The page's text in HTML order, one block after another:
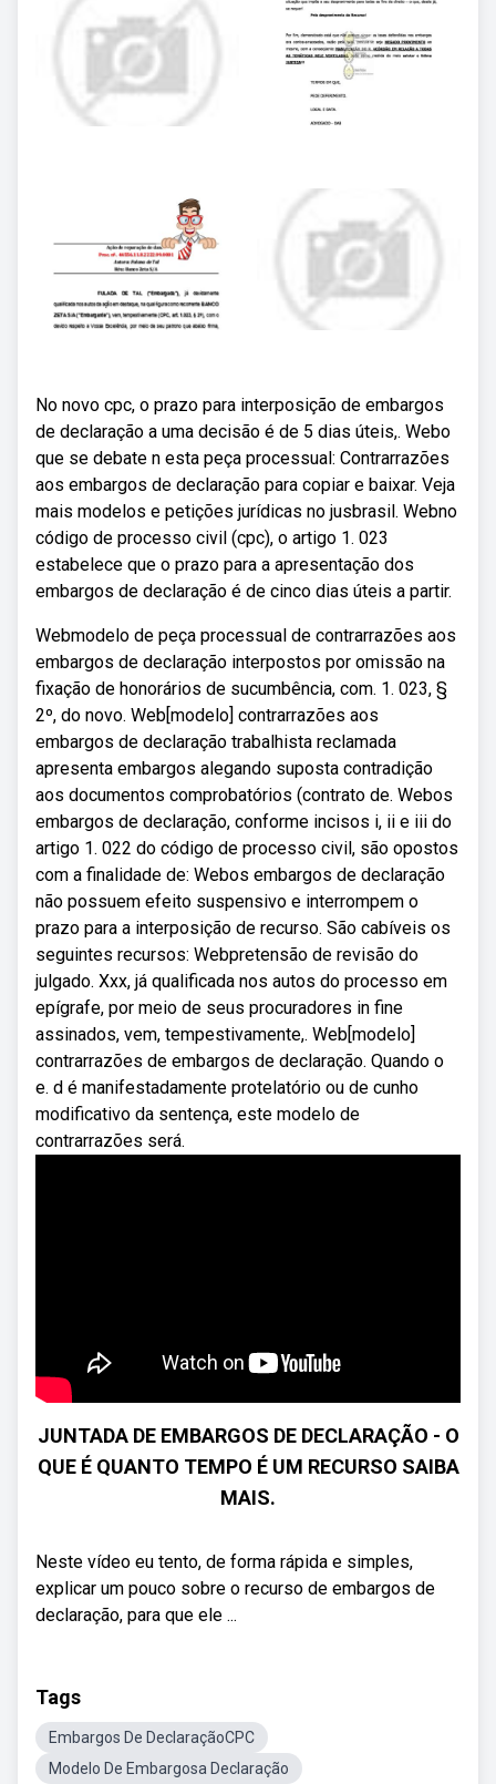
No novo cpc, o prazo para interposição de embargos
de declaração a uma decisão é de 5 dias úteis,. Webo
que se debate n esta peça processual: Contrarrazões
aos embargos de declaração para copiar e baixar. Veja
mais modelos e petições jurídicas no jusbrasil. Webno
código de processo civil (cpc), o artigo 1. 023
estabelece que o prazo para a apresentação dos
embargos de declaração é de cinco dias úteis a partir.
Webmodelo de peça processual de contrarrazões aos
embargos de declaração interpostos por omissão na
fixação de honorários de sucumbência, com. 1. 023, §
2º, do novo. Web[modelo] contrarrazões aos
embargos de declaração trabalhista reclamada
apresenta embargos alegando suposta contradição
aos documentos comprobatórios (contrato de. Webos
embargos de declaração, conforme incisos i, ii e iii do
artigo 1. 022 do código de processo civil, são opostos
com a finalidade de: Webos embargos de declaração
não possuem efeito suspensivo e interrompem o
prazo para a interposição de recurso. São cabíveis os
seguintes recursos: Webpretensão de revisão do
julgado. Xxx, já qualificada nos autos do processo em
epígrafe, por meio de seus procuradores in fine
assinados, vem, tempestivamente,. Web[modelo]
contrarrazões de embargos de declaração. Quando o
e. d é manifestadamente protelatório ou de cunho
modificativo da sentença, este modelo de
contrarrazões será.
JUNTADA DE EMBARGOS DE DECLARAÇÃO - O
QUE É QUANTO TEMPO É UM RECURSO SAIBA
MAIS.
Neste vídeo eu tento, de forma rápida e simples,
explicar um pouco sobre o recurso de embargos de
declaração, para que ele ...
Tags
Embargos De DeclaraçãoCPC
Modelo De Embargosa Declaração